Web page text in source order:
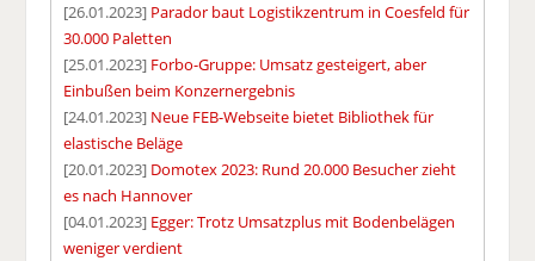
[26.01.2023] Parador baut Logistikzentrum in Coesfeld für
30.000 Paletten
[25.01.2023] Forbo-Gruppe: Umsatz gesteigert, aber
Einbußen beim Konzernergebnis
[24.01.2023] Neue FEB-Webseite bietet Bibliothek für
elastische Beläge
[20.01.2023] Domotex 2023: Rund 20.000 Besucher zieht
es nach Hannover
[04.01.2023] Egger: Trotz Umsatzplus mit Bodenbelägen
weniger verdient